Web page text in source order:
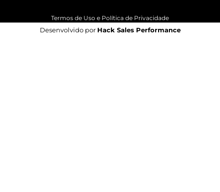
Termos de Uso e Política de Privacidade
Desenvolvido por Hack Sales Performance